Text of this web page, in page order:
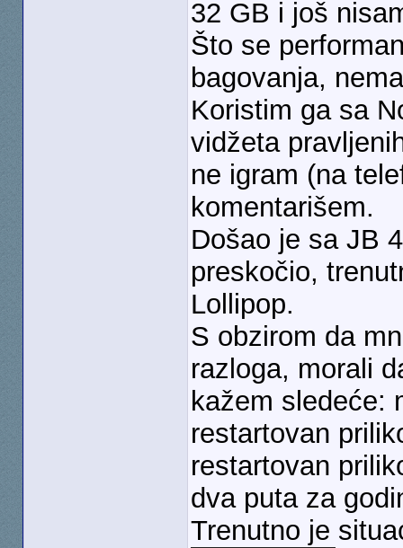
32 GB i još
Što se
bagovanja,
Koristim ga sa
vidžeta
ne igram (na
komentarišem.
Došao je sa JB
preskočio,
Lollipop.
S obzirom da
razloga, morali
kažem sledeće:
restartovan
restartovan
dva puta za
Trenutno je